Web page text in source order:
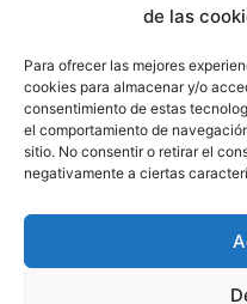
de las
Para ofrecer las mejores
cookies para almacenar y/o
consentimiento de estas
el comportamiento de
sitio. No consentir o retirar el
negativamente a ciertas